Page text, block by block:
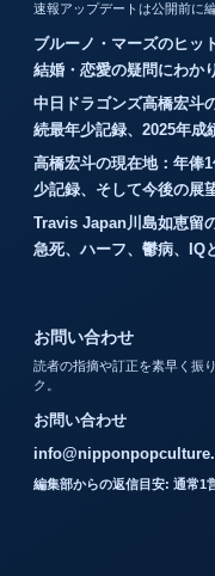
速報アップデートは公開前に
ブルーノ・マーズのヒッ
結婚・恋愛の疑問にわか
中日ドラゴンズ高橋宏斗
続最年少記録、2025年成
高橋宏斗の現在地：年俸
少記録、そして今後の展
Travis Japan川島如恵留
急死、ハーフ、鬱病、IQ
お問い合わせ
読者の指摘や訂正を素早く振
ク。
お問い合わせ
編集部からの返信目安: 通常1